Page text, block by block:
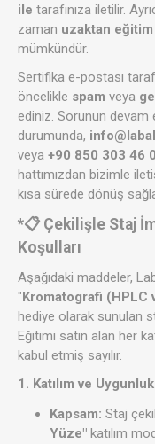
ile tarafınıza iletilir.
zaman uzaktan
mümkündür.
Sertifika e-postası
öncelikle spam veya
ediniz. Sorunun devam
durumunda,
veya +90 850 303 46
hattımızdan bizimle
kısa sürede dönüş
*📋 Çekilişle Staj
Koşulları
Aşağıdaki maddeler,
"Kromatografi (HPLC
hediye olarak sunulan
Eğitimi satın alan her
kabul etmiş sayılır.
1. Katılım ve
Kapsam: Staj
Yüze" katılım